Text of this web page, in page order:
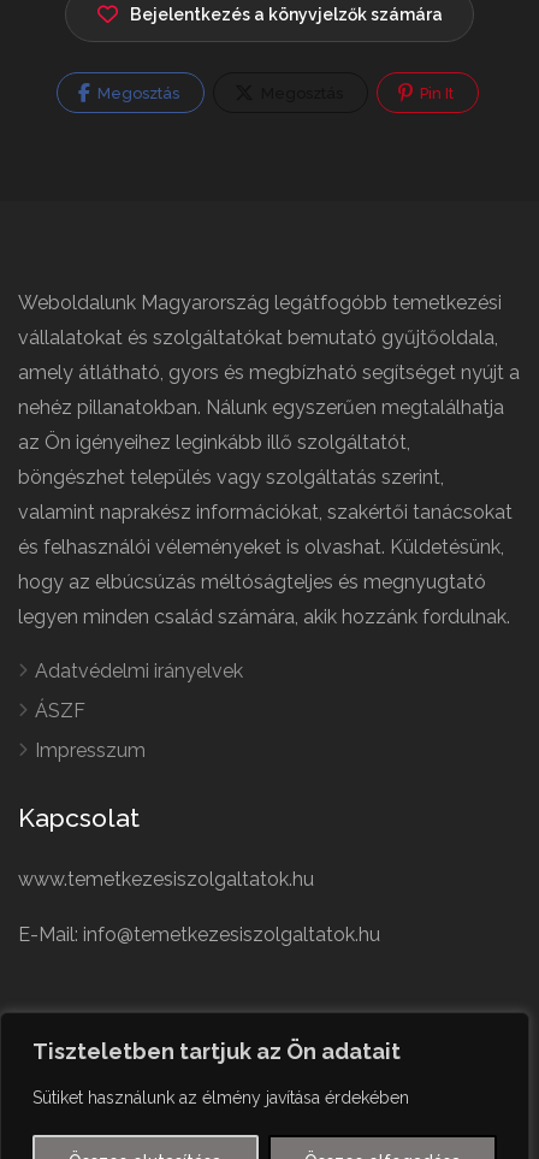
Tiszteletben tartjuk az Ön adatait
Sütiket használunk az élmény javítása érdekében
Bejelentkezés a könyvjelzők számára
Megosztás Pin It
Weboldalunk Magyarország legátfogóbb temetkezési
vállalatokat és szolgáltatókat bemutató gyűjtőoldala,
amely átlátható, gyors és megbízható segítséget nyújt a
nehéz pillanatokban. Nálunk egyszerűen megtalálhatja
az Ön igényeihez leginkább illő szolgáltatót,
böngészhet település vagy szolgáltatás szerint,
valamint naprakész információkat, szakértői tanácsokat
és felhasználói véleményeket is olvashat. Küldetésünk,
hogy az elbúcsúzás méltóságteljes és megnyugtató
legyen minden család számára, akik hozzánk fordulnak.
Adatvédelmi irányelvek
ÁSZF
Impresszum
Kapcsolat
www.temetkezesiszolgaltatok.hu
E-Mail: info@temetkezesiszolgaltatok.hu
English
Czech
German